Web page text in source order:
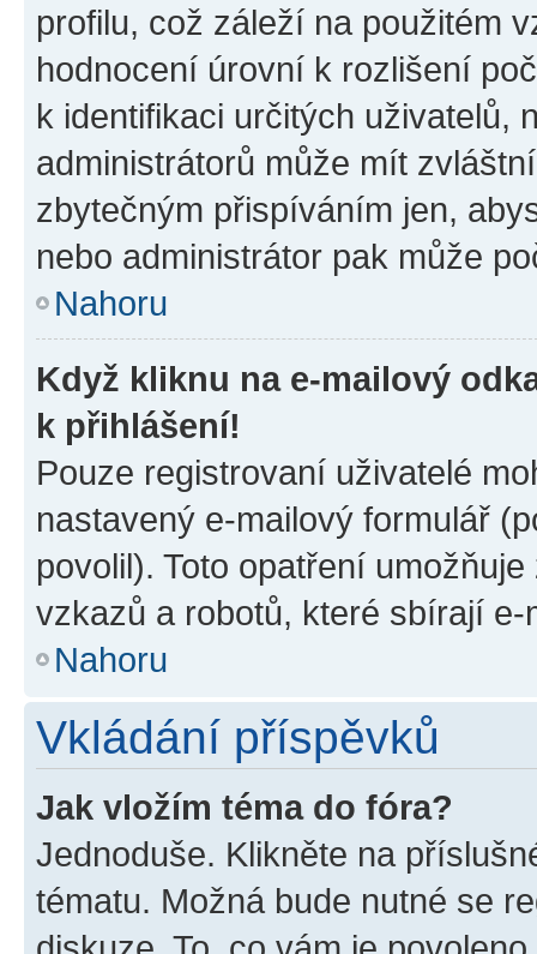
profilu, což záleží na použitém
hodnocení úrovní k rozlišení
k identifikaci určitých uživatelů,
administrátorů může mít
zbytečným přispíváním jen,
nebo administrátor pak může
Nahoru
Když kliknu na e-mailový
k přihlášení!
Pouze registrovaní uživatelé
nastavený e-mailový formulář
povolil). Toto opatření
vzkazů a robotů, které sbírají e-
Nahoru
Vkládání příspěvků
Jak vložím téma do fóra?
Jednoduše. Klikněte na
tématu. Možná bude nutné se